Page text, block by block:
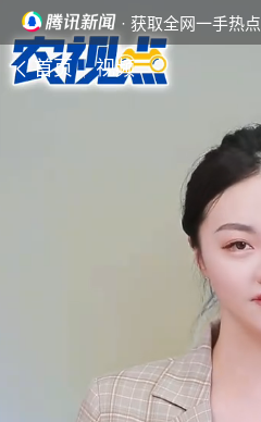
· 获取全网一手热点
首页 视频